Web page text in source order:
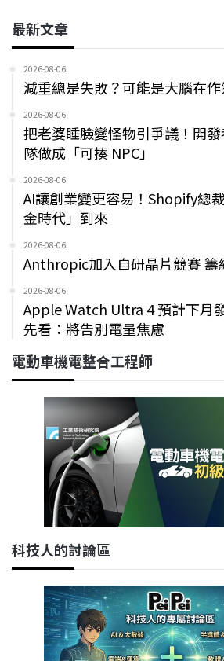
最新文章
2026-08-06
減重總是失敗？可能是大腦在
2026-08-06
把老婆睡臉變怪物引爭議！開
隊做成「可揍 NPC」
2026-08-06
AI讓創業變更容易！Shopify總
金時代」到來
2026-08-06
Anthropic加入自研晶片競賽 籌
2026-08-06
Apple Watch Ultra 4 預計下月
先看：將告別電量焦慮
電動車機電整合工程師
科技人的討論區